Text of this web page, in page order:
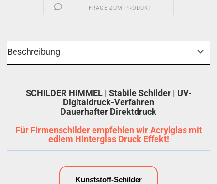
FRAGE ZUM PRODUKT
Beschreibung
SCHILDER HIMMEL | Stabile Schilder | UV-
Digitaldruck-Verfahren
Dauerhafter Direktdruck
Für Firmenschilder empfehlen wir Acrylglas mit
edlem Hinterglas Druck Effekt!
Kunststoff-Schilder